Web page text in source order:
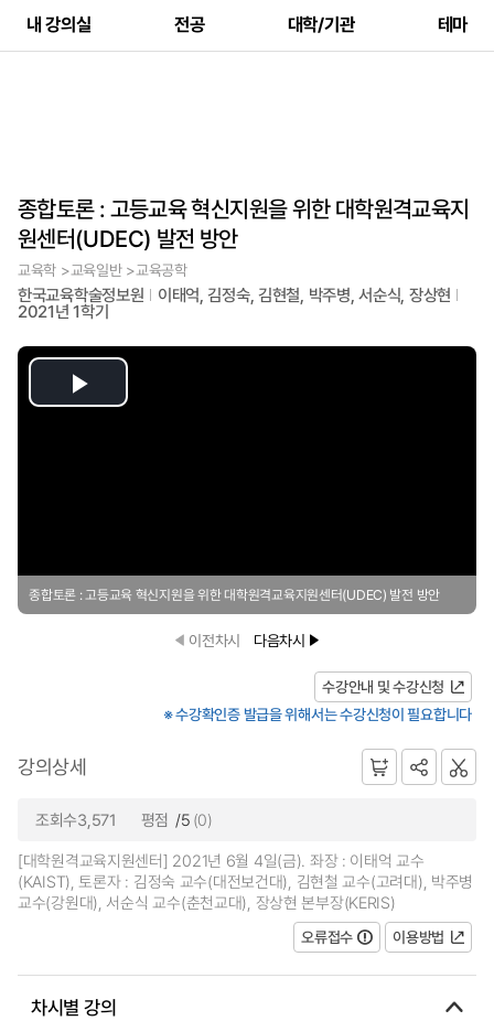
내 강의실 전공 대학/기관 테마
종합토론 : 고등교육 혁신지원을 위한 대학원격교육지
원센터(UDEC) 발전 방안
교육학 >교육일반 >교육공학
한국교육학술정보원 이태억, 김정숙, 김현철, 박주병, 서순식, 장상현
2021년 1학기
Play
종합토론 : 고등교육 혁신지원을 위한 대학원격교육지원센터(UDEC) 발전 방안
이전차시 다음차시
수강안내 및 수강신청
※ 수강확인증 발급을 위해서는 수강신청이 필요합니다
강의상세
조회수3,571 평점 /5 (0)
[대학원격교육지원센터] 2021년 6월 4일(금). 좌장 : 이태억 교수
(KAIST), 토론자 : 김정숙 교수(대전보건대), 김현철 교수(고려대), 박주병
교수(강원대), 서순식 교수(춘천교대), 장상현 본부장(KERIS)
오류접수
이용방법
차시별 강의